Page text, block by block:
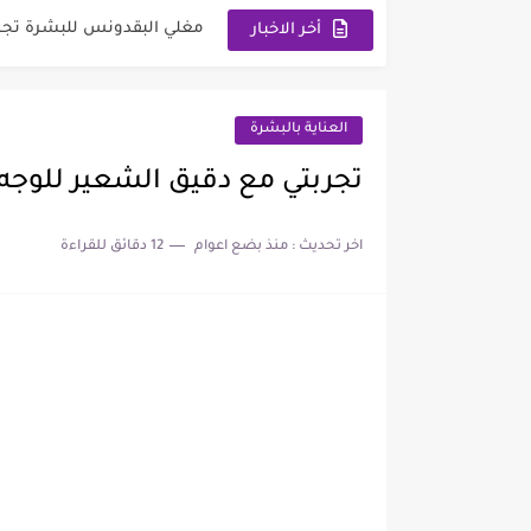
أخر الاخبار مغلي البقدونس للبشرة
ماسك الحلبة المطحونة
العناية بالبشرة
تجربتي مع دقيق الشعير
اخر تحديث : منذ بضع اعوام 12 دقائق للقراءة